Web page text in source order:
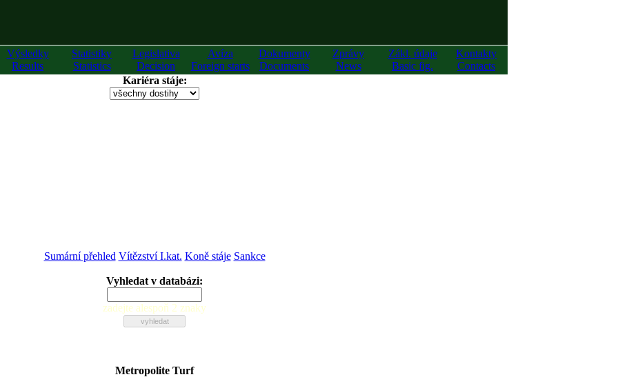
Výsledky
Results
Statistiky
Statistics
Legislativa
Decision
Avíza
Foreign starts
Dokumenty
Documents
Zprávy
News
Zákl. údaje
Basic fig.
Kontakty
Contacts
Kariéra stáje:
Sumární přehled Vítězství I.kat. Koně stáje Sankce
Vyhledat v databázi:
zadejte alespoň 2 znaky
Metropolite Turf